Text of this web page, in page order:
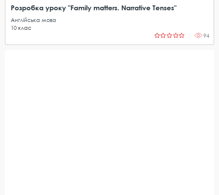
Розробка уроку "Family matters. Narrative Tenses"
Англійська мова
10 клас
94